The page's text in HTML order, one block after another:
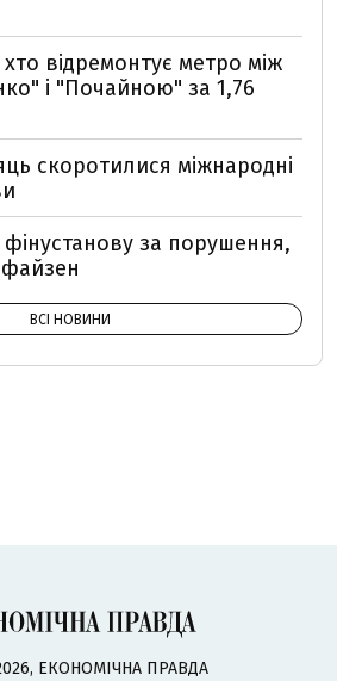
відремонтує метро між
і "Почайною" за 1,76
скоротилися міжнародні
за порушення,
ВСІ НОВИНИ
ЕКОНОМІЧНА ПРАВДА